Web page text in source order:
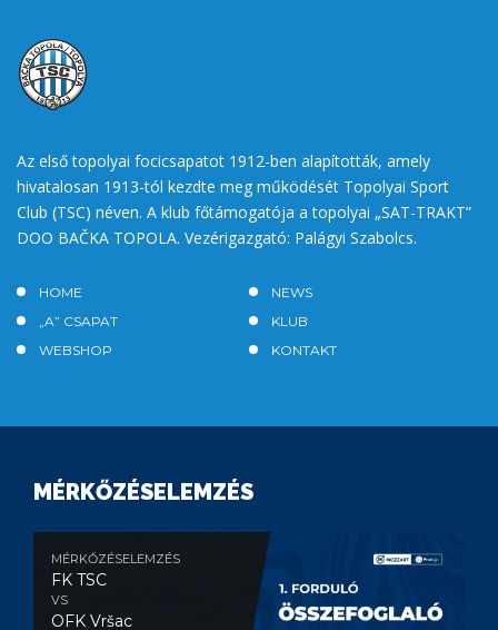
Az első topolyai focicsapatot 1912-ben alapították, amely
hivatalosan 1913-tól kezdte meg működését Topolyai Sport
Club (TSC) néven. A klub főtámogatója a topolyai „SAT-TRAKT”
DOO BAČKA TOPOLA. Vezérigazgató: Palágyi Szabolcs.
HOME
NEWS
„A” CSAPAT
KLUB
WEBSHOP
KONTAKT
MÉRKŐZÉSELEMZÉS
MÉRKŐZÉSELEMZÉS
FK TSC
VS
OFK Vršac